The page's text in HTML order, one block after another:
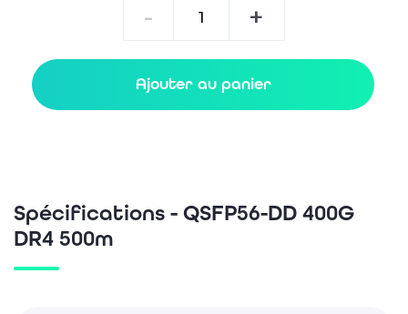
-
400G
DR4
+
Ajouter au panier
Spécifications - QSFP56-DD 400G
DR4 500m